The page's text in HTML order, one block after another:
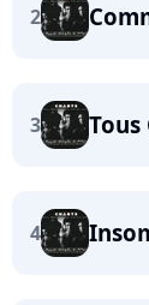
2
3 Tous
4